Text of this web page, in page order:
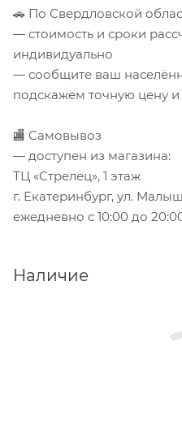
🚗 По Свердловской
— стоимость и сроки
индивидуально
— сообщите ваш
подскажем точную цену
🏬 Самовывоз
— доступен из магазина:
ТЦ «Стрелец», 1 этаж
г. Екатеринбург, ул.
ежедневно с 10:00 до
Наличие